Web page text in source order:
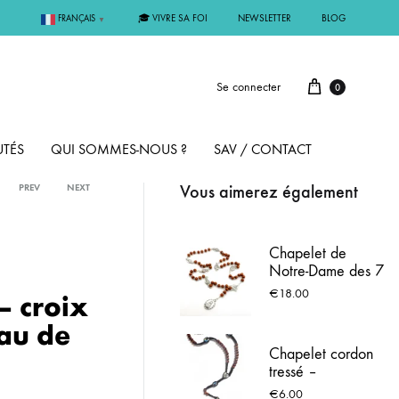
FRANÇAIS ▼ 🎓 VIVRE SA FOI NEWSLETTER BLOG
Se connecter 0
OR
QUI SOMMES-NOUS ? SAV / CONTACT
PREV NEXT
croix
de
Vous aimerez également
Chapelet de
Notre-Dame des 7
Douleurs - Grains
€18.00
Chapelet cordon
tressé –
médaillons marials
€6.00